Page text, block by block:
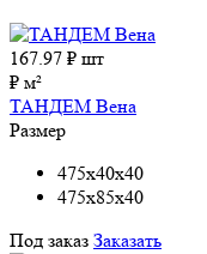
167.97 ₽ шт
₽ м²
ТАНДЕМ Вена
Размер
475x40x40
475x85x40
Под заказ Заказать